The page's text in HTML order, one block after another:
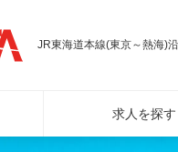
JR東海道本線(東京～熱海)
求人を探す